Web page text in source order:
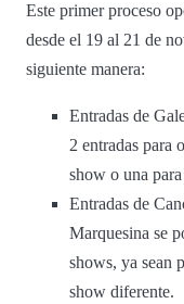
Este primer proceso
desde el 19 al 21 de
siguiente manera:
Entradas de
2 entradas para
show o una
Entradas de
Marquesina se
shows, ya sean
show diferente.